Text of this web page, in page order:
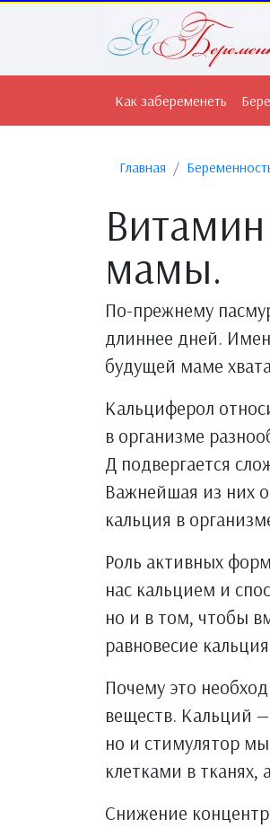
Как забеременеть
Главная
мамы.
По-прежнему
длиннее дней.
будущей маме
Кальциферол
в организме
Д подвергается
Важнейшая из них
кальция в
Роль активных
нас кальцием и
но и в том, чтобы
равновесие
Почему это
веществ. Кальций
но и стимулятор
клетками в тканях,
Снижение